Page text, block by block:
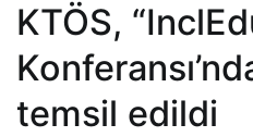
KTÖS,
temsil edildi